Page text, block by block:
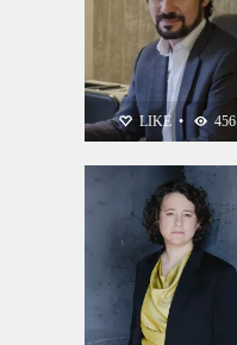
LIKE • 456
PERSONNALITÉS